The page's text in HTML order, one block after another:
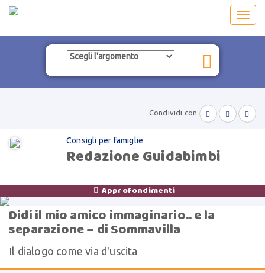
Condividi con   
Consigli per famiglie
Redazione Guidabimbi
 Approfondimenti
Didi il mio amico immaginario.. e la
separazione – di Sommavilla
Il dialogo come via d'uscita